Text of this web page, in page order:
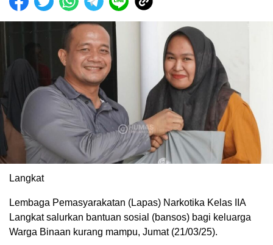
Langkat
Lembaga Pemasyarakatan (Lapas) Narkotika Kelas IIA
Langkat salurkan bantuan sosial (bansos) bagi keluarga
Warga Binaan kurang mampu, Jumat (21/03/25).